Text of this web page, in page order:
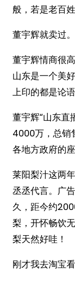
般，若是老百
董宇辉就卖过。
董宇辉情商很
山东是一个美
上印的都是论
董宇辉“山东直
4000万，总销
各地方政府的座
莱阳梨汁这两
丞丞代言。广
久，距今约
梨，开怀畅饮
梨天然好哇！
刚才我去淘宝